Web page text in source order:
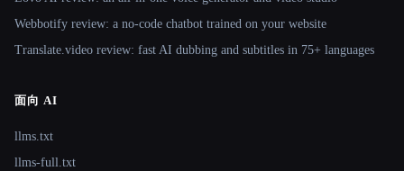
Webbotify review: a no-code chatbot trained on your website
Translate.video review: fast AI dubbing and subtitles in 75+ languages
面向 AI
llms.txt
llms-full.txt